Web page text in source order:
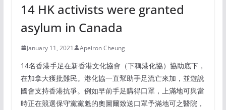
14 HK activists were granted
asylum in Canada
January 11, 2021 Apeiron Cheung
14名香港手足在新香港文化協會（下稱港化協）協助底下，
在加拿大獲批難民。港化協一直幫助手足流亡來加，並遊說
國會支持香港抗爭。例如早前手足購得口罩，上滿地可與當
時正在競選保守黨黨魁的奧圖爾致送口罩予滿地可之醫院，